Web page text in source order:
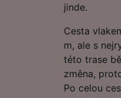
jinde.
Cesta
m, ale s
této trase
změna,
Po celou